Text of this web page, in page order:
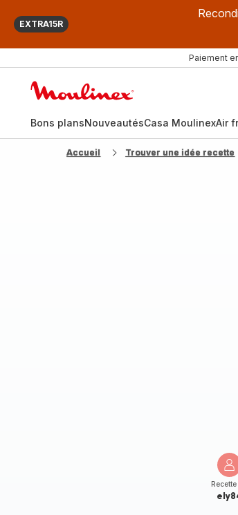
EXTRA15R
Paiement
Bons plansNouveautésCasa MoulinexAir
Accueil Trouver une idée recette